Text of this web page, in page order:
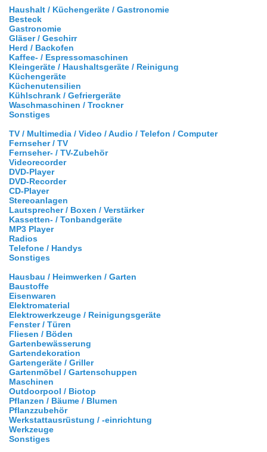
Haushalt / Küchengeräte / Gastronomie
Besteck
Gastronomie
Gläser / Geschirr
Herd / Backofen
Kaffee- / Espressomaschinen
Kleingeräte / Haushaltsgeräte / Reinigung
Küchengeräte
Küchenutensilien
Kühlschrank / Gefriergeräte
Waschmaschinen / Trockner
Sonstiges
TV / Multimedia / Video / Audio / Telefon / Computer
Fernseher / TV
Fernseher- / TV-Zubehör
Videorecorder
DVD-Player
DVD-Recorder
CD-Player
Stereoanlagen
Lautsprecher / Boxen / Verstärker
Kassetten- / Tonbandgeräte
MP3 Player
Radios
Telefone / Handys
Sonstiges
Hausbau / Heimwerken / Garten
Baustoffe
Eisenwaren
Elektromaterial
Elektrowerkzeuge / Reinigungsgeräte
Fenster / Türen
Fliesen / Böden
Gartenbewässerung
Gartendekoration
Gartengeräte / Griller
Gartenmöbel / Gartenschuppen
Maschinen
Outdoorpool / Biotop
Pflanzen / Bäume / Blumen
Pflanzzubehör
Werkstattausrüstung / -einrichtung
Werkzeuge
Sonstiges